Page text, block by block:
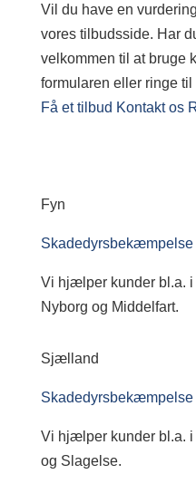
Vil du have en
vores tilbudsside. Har
velkommen til at bruge
formularen eller ringe til
Få et tilbud Kontakt os
Fyn
Skadedyrsbekæmpelse
Vi hjælper kunder bl.a. i
Nyborg og Middelfart.
Sjælland
Vi hjælper kunder bl.a.
og Slagelse.